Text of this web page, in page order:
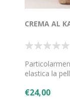
CREMA AL
elastica la
€24,00